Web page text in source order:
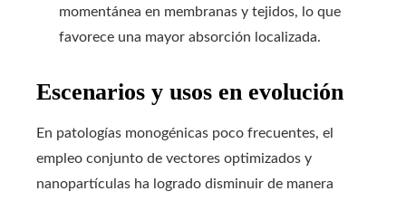
momentánea en membranas y tejidos, lo que
favorece una mayor absorción localizada.
Escenarios y usos en evolución
En patologías monogénicas poco frecuentes, el
empleo conjunto de vectores optimizados y
nanopartículas ha logrado disminuir de manera